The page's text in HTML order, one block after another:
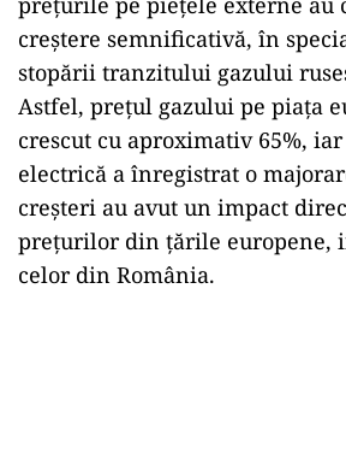
creștere semnificativă, în
stopării tranzitului gazului
Astfel, prețul gazului pe piața
crescut cu aproximativ 65%,
electrică a înregistrat o
creșteri au avut un impact
prețurilor din țările europene,
celor din România.